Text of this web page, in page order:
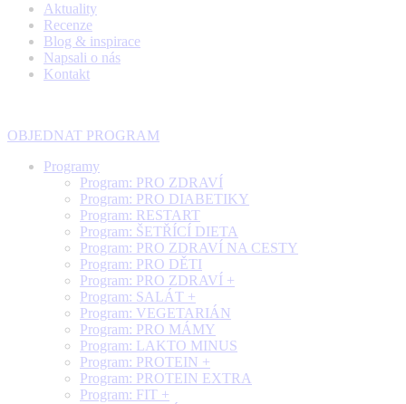
Aktuality
Recenze
Blog & inspirace
Napsali o nás
Kontakt
OBJEDNAT PROGRAM
Programy
Program: PRO ZDRAVÍ
Program: PRO DIABETIKY
Program: RESTART
Program: ŠETŘÍCÍ DIETA
Program: PRO ZDRAVÍ NA CESTY
Program: PRO DĚTI
Program: PRO ZDRAVÍ +
Program: SALÁT +
Program: VEGETARIÁN
Program: PRO MÁMY
Program: LAKTO MINUS
Program: PROTEIN +
Program: PROTEIN EXTRA
Program: FIT +